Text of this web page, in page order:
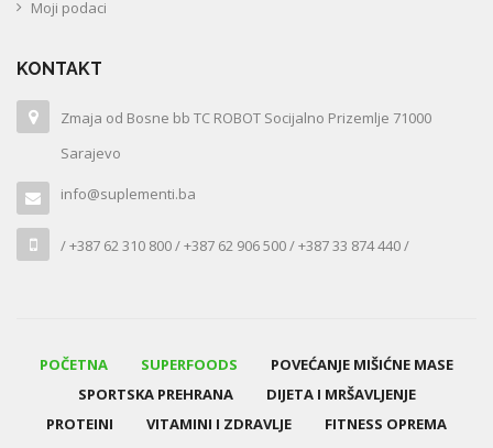
Moji podaci
KONTAKT
Zmaja od Bosne bb TC ROBOT Socijalno Prizemlje 71000
Sarajevo
info@suplementi.ba
/ +387 62 310 800 / +387 62 906 500 / +387 33 874 440 /
POČETNA SUPERFOODS
POVEĆANJE MIŠIĆNE MASE
SPORTSKA PREHRANA
DIJETA I MRŠAVLJENJE
PROTEINI
VITAMINI I ZDRAVLJE FITNESS OPREMA